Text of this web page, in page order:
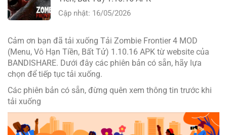
Cập nhật: 16/05/2026
Cảm ơn bạn đã tải xuống Tải Zombie Frontier 4 MOD
(Menu, Vô Hạn Tiền, Bất Tử) 1.10.16 APK từ website của
BANDISHARE. Dưới đây các phiên bản có sẵn, hãy lựa
chọn để tiếp tục tải xuống.
Các phiên bản có sẵn, đừng quên xem thông tin trước khi
tải xuống